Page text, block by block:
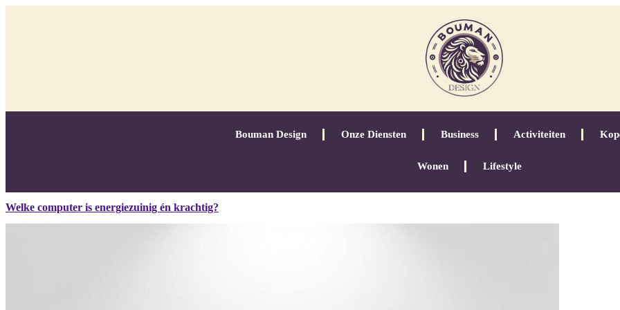
Bouman Design Onze Diensten Business Activiteiten
Wonen Lifestyle
Welke computer is energiezuinig én krachtig?